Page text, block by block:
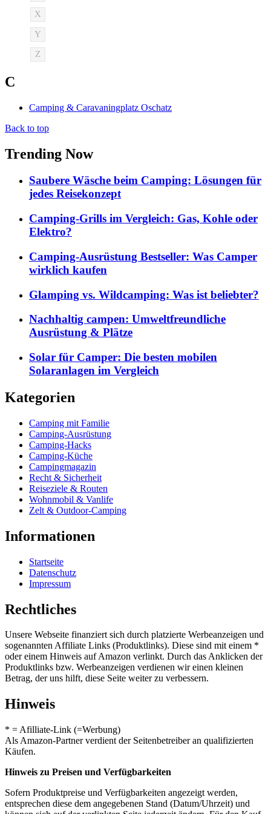
X
Y
Z
C
Camping & Caravaningplatz Oschatz
Back to top
Trending Now
Saubere Wäsche beim Camping: Lösungen für
jedes Reisekonzept
Camping-Grills im Vergleich: Gas, Kohle oder
Elektro?
Camping-Ausrüstung Bestseller: Was Camper
wirklich kaufen
Glamping vs. Wildcamping: Was ist beliebter?
Nachhaltig campen: Umweltfreundliche
Ausrüstung & Plätze
Solar für Camper: Die besten mobilen
Solaranlagen im Vergleich
Kategorien
Camping mit Familie
Camping-Ausrüstung
Camping-Hacks
Camping-Küche
Campingmagazin
Recht & Sicherheit
Reiseziele & Routen
Wohnmobil & Vanlife
Zelt & Outdoor-Camping
Informationen
Startseite
Datenschutz
Impressum
Rechtliches
Unsere Webseite finanziert sich durch platzierte Werbeanzeigen und
sogenannten Affiliate Links (Produktlinks). Diese sind mit einem *
oder einem Hinweis auf Amazon verlinkt. Durch das Anklicken der
Produktlinks bzw. Werbeanzeigen verdienen wir einen kleinen
Betrag, der uns hilft, diese Seite weiter zu verbessern.
Hinweis
* = Afilliate-Link (=Werbung)
Als Amazon-Partner verdient der Seitenbetreiber an qualifizierten
Käufen.
Hinweis zu Preisen und Verfügbarkeiten
Sofern Produktpreise und Verfügbarkeiten angezeigt werden,
entsprechen diese dem angegebenen Stand (Datum/Uhrzeit) und